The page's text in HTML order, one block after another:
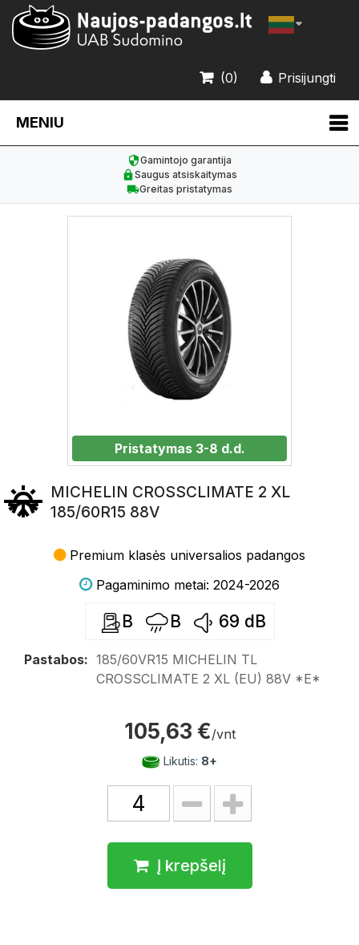
Prisijungti
(0)
MENIU
Gamintojo garantija
Saugus atsiskaitymas
Greitas pristatymas
Pristatymas 3-8 d.d.
MICHELIN CROSSCLIMATE 2 XL
185/60R15 88V
Premium klasės universalios padangos
Pagaminimo metai: 2024-2026
B B 69 dB
Pastabos: 185/60VR15 MICHELIN TL
CROSSCLIMATE 2 XL (EU) 88V *E*
105,63 €/vnt
Likutis: 8+
Į krepšelį